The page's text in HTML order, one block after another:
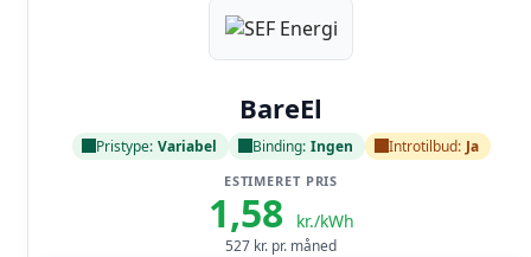
BareEl
Pristype: Variabel Binding: Ingen Introtilbud: Ja
ESTIMERET PRIS
1,58 kr./kWh
527 kr. pr. måned